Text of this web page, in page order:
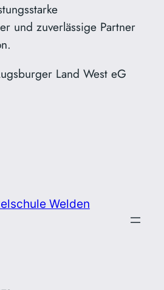
und zuverlässige Partner
Land West eG
Welden